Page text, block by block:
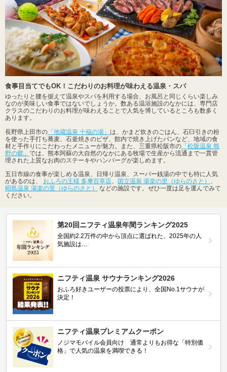
食事目当てでもOK！こだわりのお料理が味わえる温泉・スパ
ゆったりと腰を据えて温泉やスパを利用する場合、お風呂と同じくらい楽しみ
なのが美味しい食事ではないでしょうか。数ある温浴施設のなかには、専門店
クラスのこだわりのお料理が味わえることで人気を博しているところも数多く
あります。
長野県上田市の 「地蔵温泉 十福の湯」 は、かまど炊きのごはん、石臼引きの粉
を使った手打ち蕎麦、石釜焼きのピザ、館内で焼き上げたパンなど、地域の食
材と手作りにこだわったメニューが魅力。また、三重県松阪市の 「松阪温泉 熊
野の郷」 では、熊本阿蘇の大自然のなかにある牧場で生産から流通まで一貫管
理された上質なお肉のステーキやハンバーグが楽しめます。
五日市線の食事が楽しめる温泉、日帰り温泉、スーパー銭湯の中でも特に人気
があるのは、 おふろの王様 多摩百草店 国立温泉 湯楽の里（ゆらのさと）
昭島温泉 湯楽の里（ゆらのさと）
などの施設です。ぜひ一度は足を運んでみて
ください。
第20回ニフティ温泉年間ランキング2025
全国約2.2万件の中から頂点に選ばれた、2025年の人
気施設は…
ニフティ温泉 サウナランキング2026
おふろ好きユーザーの投票により、全国No.1サウナが
決定！
ニフティ温泉プレミアムクーポン
ノジマモバイル会員向け 通常よりもお得な「特別価
格」で人気の温泉を満喫できる！